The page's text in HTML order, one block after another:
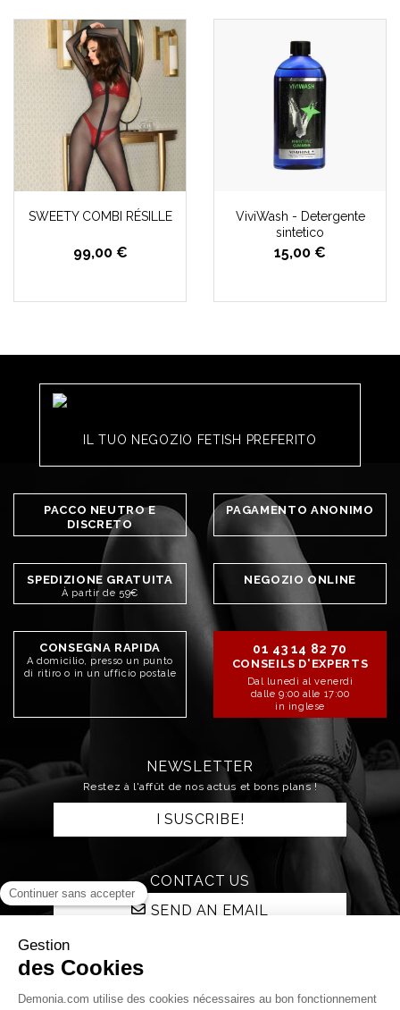
SWEETY COMBI RÉSILLE
99,00 €
ViviWash - Detergente
sintetico
15,00 €
IL TUO NEGOZIO FETISH PREFERITO
PACCO NEUTRO E
DISCRETO
PAGAMENTO ANONIMO
SPEDIZIONE GRATUITA
À partir de 59€
NEGOZIO ONLINE
CONSEGNA RAPIDA
A domicilio, presso un punto
di ritiro o in un ufficio postale
01 43 14 82 70
CONSEILS D'EXPERTS
Dal lunedì al venerdì
dalle 9:00 alle 17:00
in inglese
NEWSLETTER
Restez à l'affût de nos actus et bons plans !
I SUSCRIBE!
CONTACT US
SEND AN EMAIL
STAY CONNECTED!